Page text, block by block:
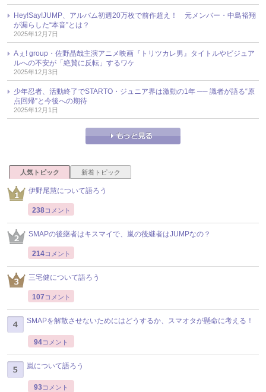
Hey!Say!JUMP、アルバム初週20万枚で前作超え！ 元メンバー・中島裕翔
が漏らした“本音”とは？
2025年12月7日
Aぇ! group・佐野晶哉主演アニメ映画『トリツカレ男』タイトルやビジュア
ルへの不安が「絶賛に反転」するワケ
2025年12月3日
少年忍者、活動終了でSTARTO・ジュニア界は激動の1年 ── 識者が語る“原
点回帰”と今後への期待
2025年12月1日
人気トピック 新着トピック
伊野尾慧について語ろう
238コメント
SMAPの後継者はキスマイで、嵐の後継者はJUMPなの？
214コメント
三宅健について語ろう
107 コメント
SMAPを解散させないためにはどうするか、スマオタが懸命に考える！
94コメント
嵐について語ろう
93コメント